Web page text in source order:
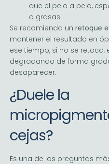
que el pelo a pelo,
o grasas.
Se recomienda un retoque
mantener el resultado en
ese tiempo, si no se retoca,
degradando de forma
desaparecer.
¿Duele la
cejas?
Es una de las preguntas